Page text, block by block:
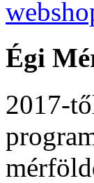
Égi
2017-